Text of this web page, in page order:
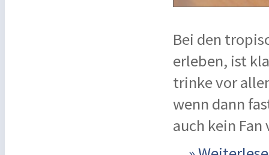
Bei den
erleben, ist
trinke vor
wenn dann
auch kein